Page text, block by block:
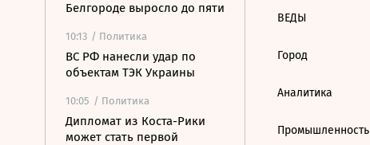
Белгороде выросло до пяти
10:13 / Политика
ВС РФ нанесли удар по
объектам ТЭК Украины
10:05 / Политика
Дипломат из Коста-Рики
может стать первой
ВЕДЫ
Город
Аналитика
Промышленность